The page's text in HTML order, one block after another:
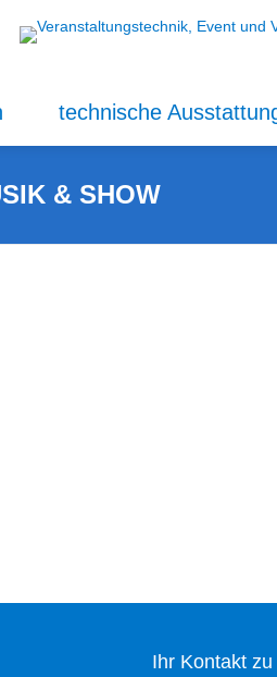
technische
& SHOW
Ihr Kontakt